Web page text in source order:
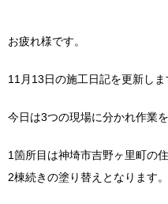
お疲れ様です。
11月13日の施工日記を更新しま
今日は3つの現場に分かれ作業を
1箇所目は神埼市吉野ヶ里町の
2棟続きの塗り替えとなります。